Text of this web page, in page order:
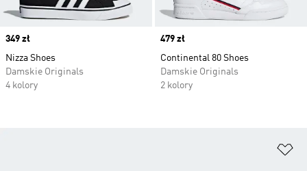
Price
349 zł
Nizza Shoes
Damskie Originals
4 kolory
Price
479 zł
Continental 80 Shoes
Damskie Originals
2 kolory